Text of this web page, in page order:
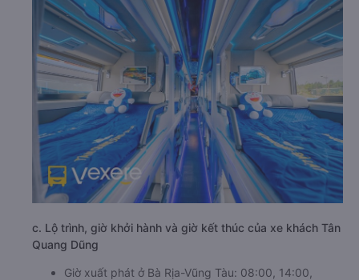
c. Lộ trình, giờ khởi hành và giờ kết thúc của xe khách Tân
Quang Dũng
Giờ xuất phát ở Bà Rịa-Vũng Tàu: 08:00, 14:00,